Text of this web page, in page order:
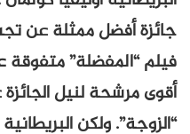
جائزة أفضل ممثلة عن
فيلم “المفضلة”
أقوى مرشحة لنيل
“الزوجة”. ولكن